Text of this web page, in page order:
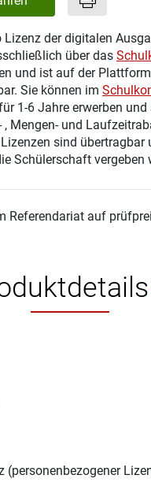
Lizenz der digitalen
über das
und ist auf der
Sie können im
1-6 Jahre erwerben und
, Mengen- und
sind übertragbar
Schülerschaft vergeben
Referendariat auf
(personenbezogener